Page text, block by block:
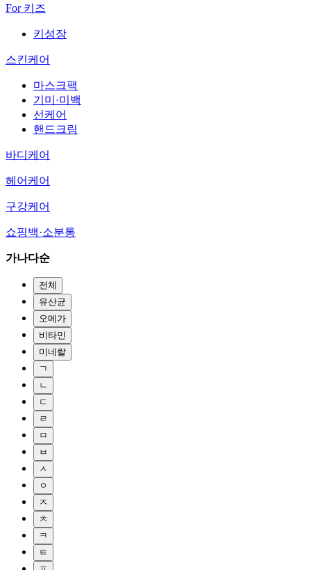
For 키즈
키성장
스킨케어
마스크팩
기미·미백
선케어
핸드크림
바디케어
헤어케어
구강케어
쇼핑백·소분통
가나다순
전체
유산균
오메가
비타민
미네랄
ㄱ
ㄴ
ㄷ
ㄹ
ㅁ
ㅂ
ㅅ
ㅇ
ㅈ
ㅊ
ㅋ
ㅌ